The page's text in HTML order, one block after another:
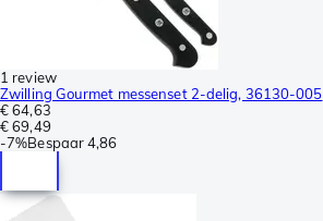
1 review
Zwilling Gourmet messenset 2-delig, 36130-005
€ 64,63
€ 69,49
-7%Bespaar4,86